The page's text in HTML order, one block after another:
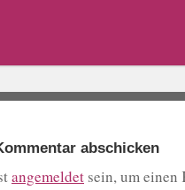
abschicken
angemeldet sein, um einen